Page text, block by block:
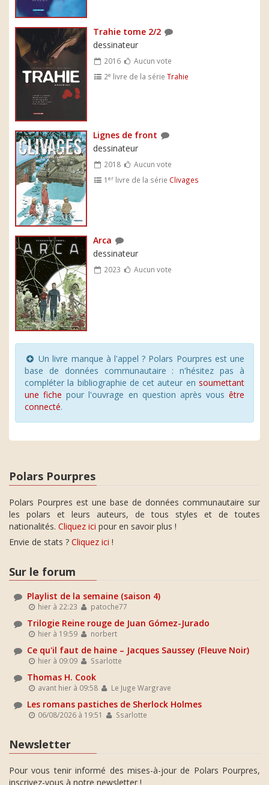
Trahie tome 2/2
dessinateur
2016
Aucun vote
2e livre de la sérieTrahie
Lignes de front
dessinateur
2018
Aucun vote
1er livre de la série Clivages
Arca
dessinateur
2023 Aucun vote
Un livre manque à l'appel ? Polars Pourpres est une
base de données communautaire : n'hésitez pas à
compléter la bibliographie de cet auteur en soumettant
une fiche pour l'ouvrage en question après vous être
connecté.
Polars Pourpres
Polars Pourpres est une base de données communautaire sur
les polars et leurs auteurs, de tous styles et de toutes
nationalités. Cliquez ici pour en savoir plus !
Envie de stats ? Cliquez ici !
Sur le forum
Playlist de la semaine (saison 4)
hier à 22:23 patoche77
Trilogie Reine rouge de Juan Gómez-Jurado
hier à 19:59 norbert
Ce qu'il faut de haine – Jacques Saussey (Fleuve Noir)
hier à 09:09 Ssarlotte
Thomas H. Cook
avant hier à 09:58 Le Juge Wargrave
Les romans pastiches de Sherlock Holmes
06/08/2026 à 19:51 Ssarlotte
Newsletter
Pour vous tenir informé des mises-à-jour de Polars Pourpres,
inscrivez-vous à notre newsletter !